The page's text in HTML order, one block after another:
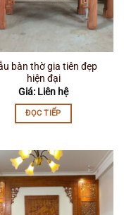
bàn thờ gia tiên đẹp
hiện đại
Giá: Liên hệ
ĐỌC TIẾP